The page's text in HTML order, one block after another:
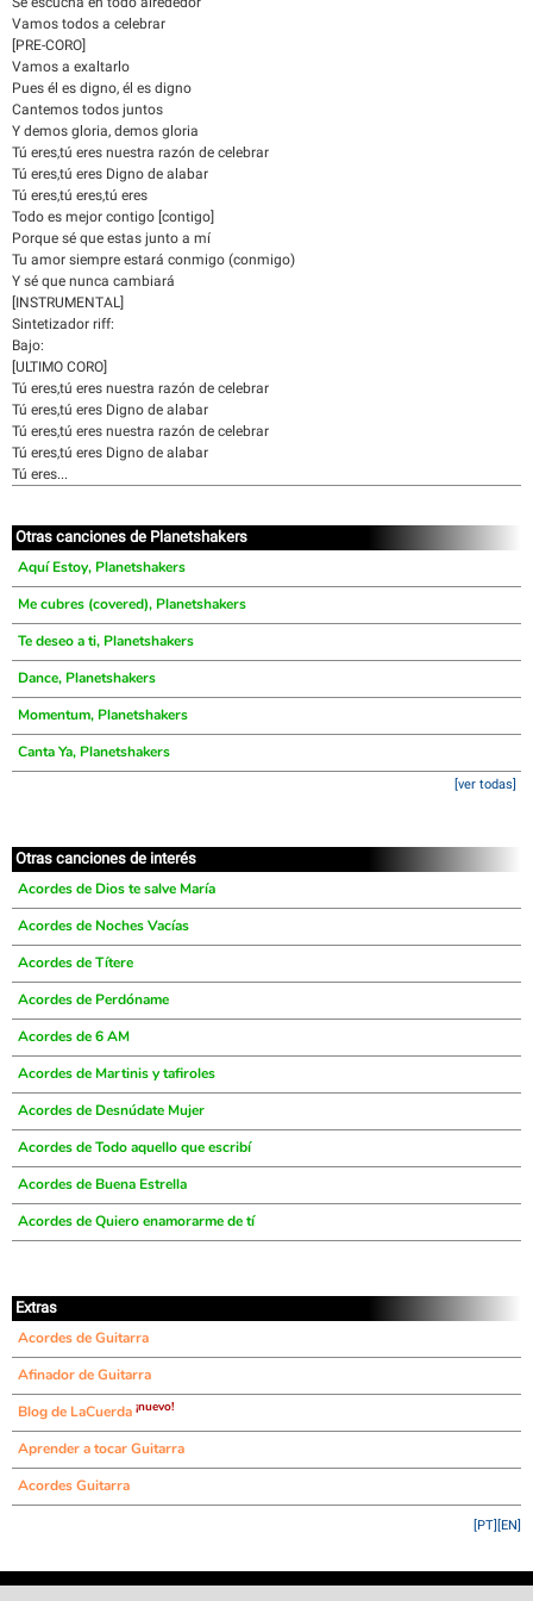
Vamos todos a celebrar
[PRE-CORO]
Vamos a exaltarlo
Pues él es digno, él es digno
Cantemos todos juntos
Y demos gloria, demos gloria
Tú eres,tú eres nuestra razón de celebrar
Tú eres,tú eres Digno de alabar
Tú eres,tú eres,tú eres
Todo es mejor contigo [contigo]
Porque sé que estas junto a mí
Tu amor siempre estará conmigo (conmigo)
Y sé que nunca cambiará
[INSTRUMENTAL]
Sintetizador riff:
Bajo:
[ULTIMO CORO]
Tú eres,tú eres nuestra razón de celebrar
Tú eres,tú eres Digno de alabar
Tú eres,tú eres nuestra razón de celebrar
Tú eres,tú eres Digno de alabar
Tú eres...
Otras canciones de Planetshakers
Aquí Estoy, Planetshakers
Me cubres (covered), Planetshakers
Te deseo a ti, Planetshakers
Dance, Planetshakers
Momentum, Planetshakers
Canta Ya, Planetshakers
[ver todas]
Otras canciones de interés
Acordes de Dios te salve María
Acordes de Noches Vacías
Acordes de Títere
Acordes de Perdóname
Acordes de 6 AM
Acordes de Martinis y tafiroles
Acordes de Desnúdate Mujer
Acordes de Todo aquello que escribí
Acordes de Buena Estrella
Acordes de Quiero enamorarme de tí
Extras
Acordes de Guitarra
Afinador de Guitarra
Blog de LaCuerda ¡nuevo!
Aprender a tocar Guitarra
Acordes Guitarra
[EN]
[PT]